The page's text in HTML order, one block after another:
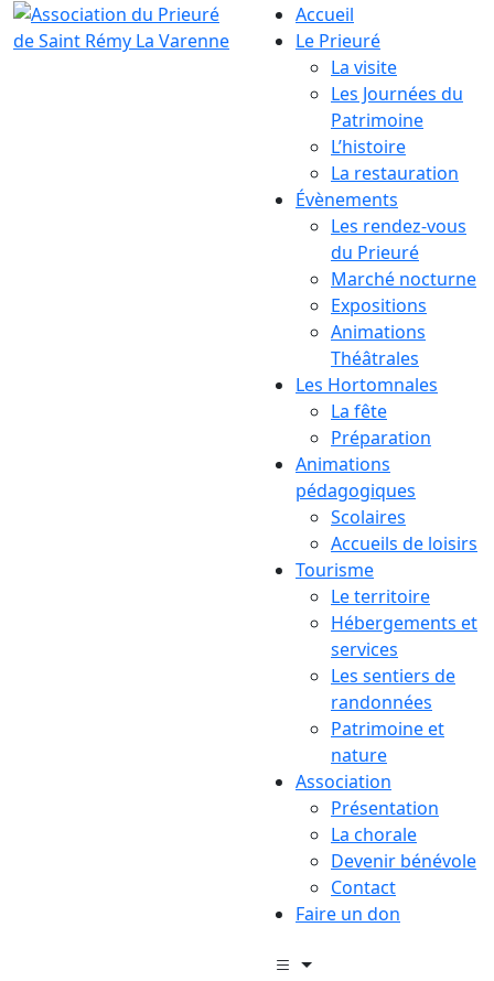
Accueil
Le Prieuré
La visite
Les Journées du
Patrimoine
L’histoire
La restauration
Évènements
Les rendez-vous
du Prieuré
Marché nocturne
Expositions
Animations
Théâtrales
Les Hortomnales
La fête
Préparation
Animations
pédagogiques
Scolaires
Accueils de loisirs
Tourisme
Le territoire
Hébergements et
services
Les sentiers de
randonnées
Patrimoine et
nature
Association
Présentation
La chorale
Devenir bénévole
Contact
Faire un don